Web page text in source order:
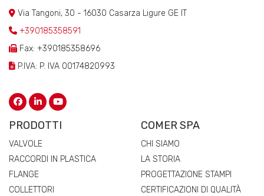
Via Tangoni, 30 - 16030 Casarza Ligure GE IT
+390185358591
Fax: +390185358696
P.IVA: P. IVA 00174820993
PRODOTTI
VALVOLE
RACCORDI IN PLASTICA
FLANGE
COLLETTORI
COMER SPA
CHI SIAMO
LA STORIA
PROGETTAZIONE STAMPI
CERTIFICAZIONI DI QUALITÀ